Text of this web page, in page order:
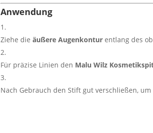
Anwendung
Ziehe dieäußere Augenkontur entlang des
Für präzise Linien den Malu Wilz
Nach Gebrauch den Stift gut verschließen,